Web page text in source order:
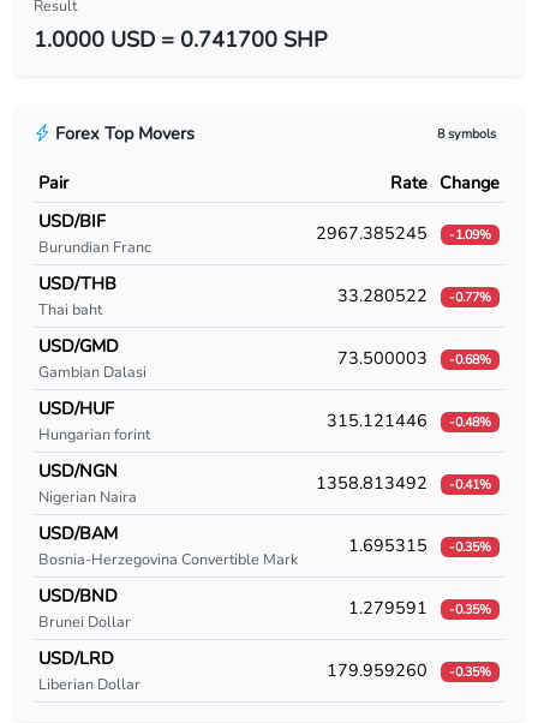
USD/BZD
USD/CDF
USD/CHF
USD/CLF
USD/CLP
USD/CNY
USD/COP
USD/CRC
USD/CUC
USD/CUP
USD/CVE
USD/CZK
Result
1.0000 USD = 0.741700 SHP
Forex Top Movers 8 symbols
Pair Rate Change
USD/BIF
Burundian Franc
2967.385245 -1.09%
USD/THB
Thai baht
33.280522 -0.77%
USD/GMD
Gambian Dalasi
73.500003 -0.68%
USD/HUF
Hungarian forint
315.121446 -0.48%
USD/NGN
Nigerian Naira
1358.813492 -0.41%
USD/BAM
Bosnia-Herzegovina Convertible Mark
1.695315 -0.35%
USD/BND
Brunei Dollar
1.279591 -0.35%
USD/LRD
Liberian Dollar
179.959260 -0.35%